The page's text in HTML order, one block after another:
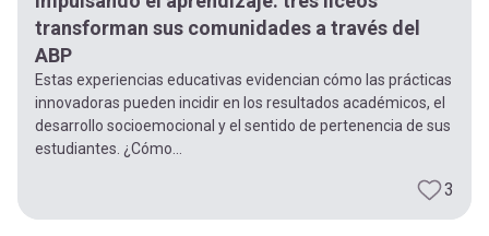
transforman sus comunidades a través del
ABP
Estas experiencias educativas evidencian cómo las prácticas
innovadoras pueden incidir en los resultados académicos, el
desarrollo socioemocional y el sentido de pertenencia de sus
estudiantes. ¿Cómo...
3